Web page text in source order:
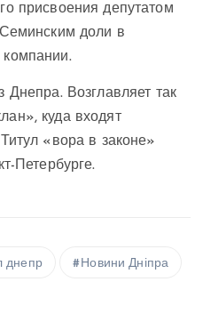
присвоения депутатом
доли в
Возглавляет так
куда входят
«вора в законе»
Петербурге.
днепр Новини Дніпра